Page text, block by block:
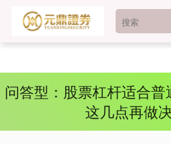
问答型：股票杠杆适合
这几点再做